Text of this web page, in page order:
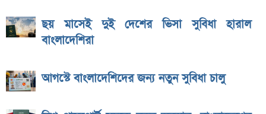
ছয় মাসেই দুই দেশের ভিসা সুবিধা হারাল
বাংলাদেশিরা
আগস্টে বাংলাদেশিদের জন্য নতুন সুবিধা চালু